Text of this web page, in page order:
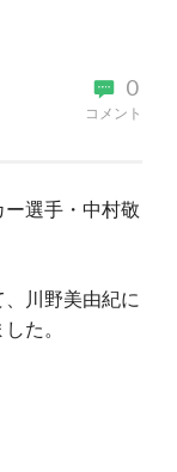
0
コメント
選手・中村敬
川野美由紀に
た。